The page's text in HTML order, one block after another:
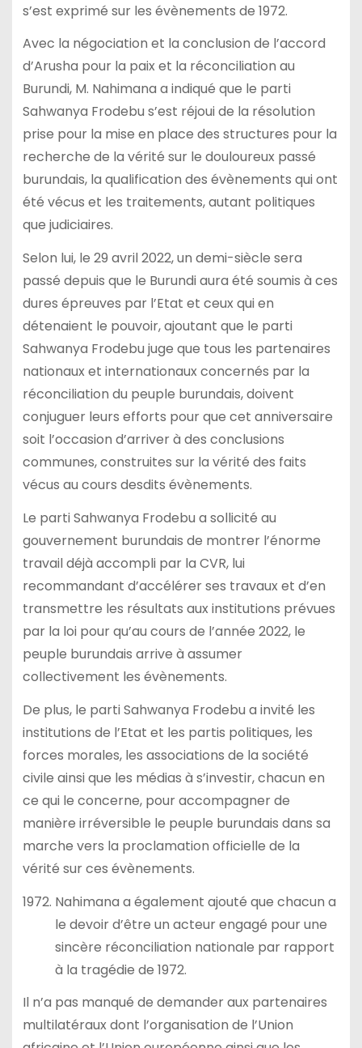
s’est exprimé sur les évènements de 1972.
Avec la négociation et la conclusion de l’accord
d’Arusha pour la paix et la réconciliation au
Burundi, M. Nahimana a indiqué que le parti
Sahwanya Frodebu s’est réjoui de la résolution
prise pour la mise en place des structures pour la
recherche de la vérité sur le douloureux passé
burundais, la qualification des évènements qui ont
été vécus et les traitements, autant politiques
que judiciaires.
Selon lui, le 29 avril 2022, un demi-siècle sera
passé depuis que le Burundi aura été soumis à ces
dures épreuves par l’Etat et ceux qui en
détenaient le pouvoir, ajoutant que le parti
Sahwanya Frodebu juge que tous les partenaires
nationaux et internationaux concernés par la
réconciliation du peuple burundais, doivent
conjuguer leurs efforts pour que cet anniversaire
soit l’occasion d’arriver à des conclusions
communes, construites sur la vérité des faits
vécus au cours desdits évènements.
Le parti Sahwanya Frodebu a sollicité au
gouvernement burundais de montrer l’énorme
travail déjà accompli par la CVR, lui
recommandant d’accélérer ses travaux et d’en
transmettre les résultats aux institutions prévues
par la loi pour qu’au cours de l’année 2022, le
peuple burundais arrive à assumer
collectivement les évènements.
De plus, le parti Sahwanya Frodebu a invité les
institutions de l’Etat et les partis politiques, les
forces morales, les associations de la société
civile ainsi que les médias à s’investir, chacun en
ce qui le concerne, pour accompagner de
manière irréversible le peuple burundais dans sa
marche vers la proclamation officielle de la
vérité sur ces évènements.
Nahimana a également ajouté que chacun a
le devoir d’être un acteur engagé pour une
sincère réconciliation nationale par rapport
à la tragédie de 1972.
Il n’a pas manqué de demander aux partenaires
multilatéraux dont l’organisation de l’Union